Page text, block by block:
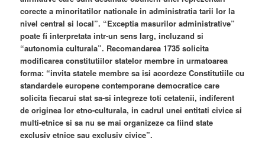
corecte a minoritatilor nationale in administratia tarii lor la
nivel central si local”. “Exceptia masurilor administrative”
poate fi interpretata intr-un sens larg, incluzand si
“autonomia culturala”. Recomandarea 1735 solicita
modificarea constitutiilor statelor membre in urmatoarea
forma: “invita statele membre sa isi acordeze Constitutiile cu
standardele europene contemporane democratice care
solicita fiecarui stat sa-si integreze toti cetatenii, indiferent
de originea lor etno-culturala, in cadrul unei entitati civice si
multi-etnice si sa nu se mai organizeze ca fiind state
exclusiv etnice sau exclusiv civice”.